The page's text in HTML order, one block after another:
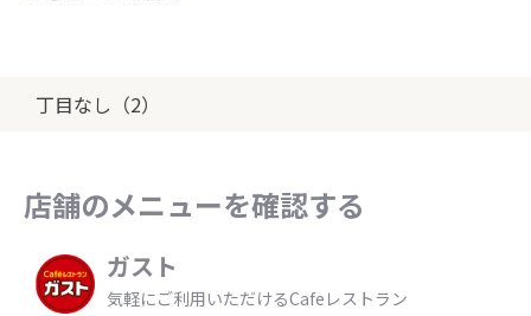
丁目なし（2）
店舗のメニューを確認する
ガスト
気軽にご利用いただけるCafeレストラン